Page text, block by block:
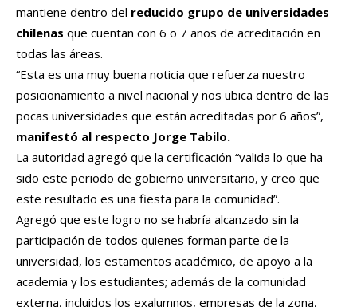
mantiene dentro del reducido grupo de universidades
chilenas que cuentan con 6 o 7 años de acreditación en
todas las áreas.
“Esta es una muy buena noticia que refuerza nuestro
posicionamiento a nivel nacional y nos ubica dentro de las
pocas universidades que están acreditadas por 6 años”,
manifestó al respecto Jorge Tabilo.
La autoridad agregó que la certificación “valida lo que ha
sido este periodo de gobierno universitario, y creo que
este resultado es una fiesta para la comunidad”.
Agregó que este logro no se habría alcanzado sin la
participación de todos quienes forman parte de la
universidad, los estamentos académico, de apoyo a la
academia y los estudiantes; además de la comunidad
externa, incluidos los exalumnos, empresas de la zona,